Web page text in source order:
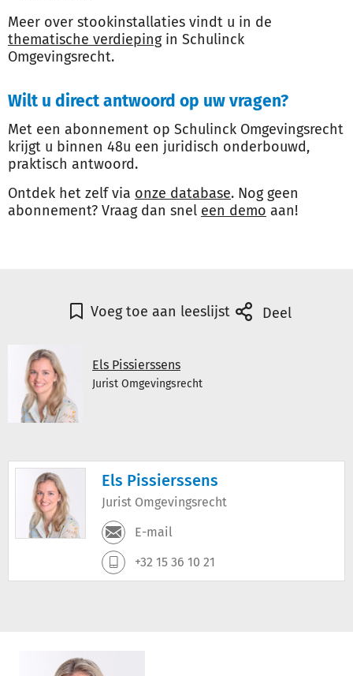
Meer over stookinstallaties vindt u in de
thematische verdiepingin Schulinck
Omgevingsrecht.
Wilt u direct antwoord op uw vragen?
Met een abonnement op Schulinck Omgevingsrecht
krijgt u binnen 48u een juridisch onderbouwd,
praktisch antwoord.
Ontdek het zelf via onze database. Nog geen
abonnement? Vraag dan snel een demo aan!
Voeg toe aan leeslijst Deel
Els Pissierssens
Jurist Omgevingsrecht
Els Pissierssens
Jurist Omgevingsrecht
E-mail
+32 15 36 10 21